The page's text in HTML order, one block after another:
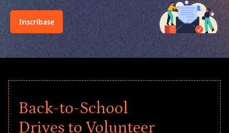
Inscríbase
Back-to-School
Drives to Volunteer